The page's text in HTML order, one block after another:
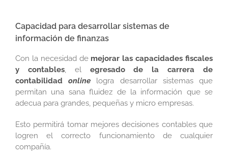
Capacidad para desarrollar sistemas de
información de finanzas
Con la necesidad de mejorar las capacidades fiscales
y contables, el egresado de la carrera de
contabilidadonline logra desarrollar sistemas que
permitan una sana fluidez de la información que se
adecua para grandes, pequeñas y micro empresas.
Esto permitirá tomar mejores decisiones contables que
logren el correcto funcionamiento de cualquier
compañía.